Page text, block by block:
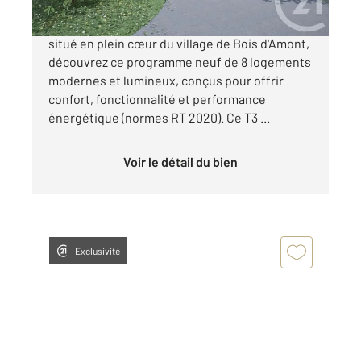
Programme neuf à Bois d'Amont Idéalement
situé en plein cœur du village de Bois d'Amont,
découvrez ce programme neuf de 8 logements
modernes et lumineux, conçus pour offrir
confort, fonctionnalité et performance
énergétique (normes RT 2020). Ce T3 ...
Voir le détail du bien
Exclusivité